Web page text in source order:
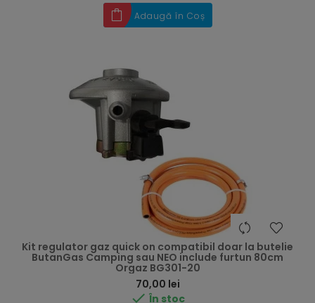
Adaugă în Coș
Kit regulator gaz quick on compatibil doar la butelie
ButanGas Camping sau NEO include furtun 80cm
Orgaz BG301-20
70,00 lei
 În stoc